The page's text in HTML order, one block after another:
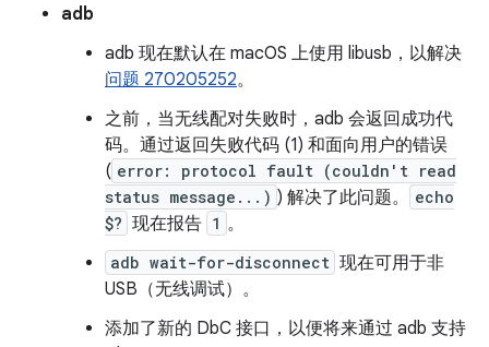
adb
adb 现在默认在 macOS 上使用 libusb，以解决
问题 270205252。
之前，当无线配对失败时，adb 会返回成功代
码。通过返回失败代码 (1) 和面向用户的错误
( error: protocol fault (couldn't read
status message...) ) 解决了此问题。
echo
$? 现在报告 1 。
adb wait-for-disconnect 现在可用于非
USB（无线调试）。
添加了新的 DbC 接口，以便将来通过 adb 支持